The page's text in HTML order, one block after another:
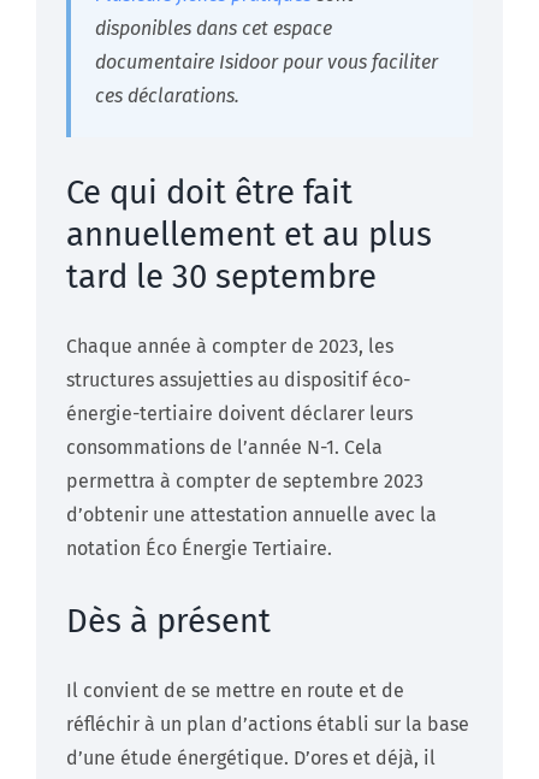
disponibles dans cet espace
documentaire Isidoor pour vous faciliter
ces déclarations.
Ce qui doit être fait
annuellement et au plus
tard le 30 septembre
Chaque année à compter de 2023, les
structures assujetties au dispositif éco-
énergie-tertiaire doivent déclarer leurs
consommations de l’année N-1. Cela
permettra à compter de septembre 2023
d’obtenir une attestation annuelle avec la
notation Éco Énergie Tertiaire.
Dès à présent
Il convient de se mettre en route et de
réfléchir à un plan d’actions établi sur la base
d’une étude énergétique. D’ores et déjà, il